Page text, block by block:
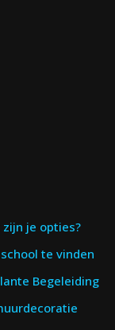
je opties?
te vinden
Begeleiding